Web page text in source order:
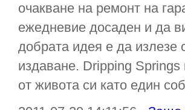
очакване на ремонт на
ежедневие досаден и да
добрата идея е да излезе
издаване. Dripping Springs
от живота си като един